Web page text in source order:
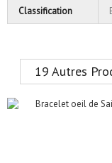
Classification
19 Autres